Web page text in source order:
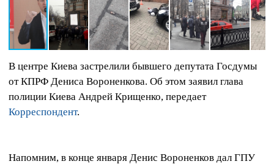
В центре Киева застрелили бывшего депутата Госдумы
от КПРФ Дениса Вороненкова. Об этом заявил глава
полиции Киева Андрей Крищенко, передает
Корреспондент.
Напомним, в конце января Денис Вороненков дал ГПУ